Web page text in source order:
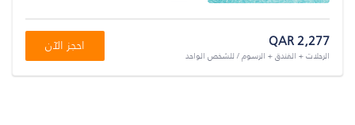
QAR 2,277
الرحلات + الفندق + الرسوم / للشخص الواحد
احجز الآن